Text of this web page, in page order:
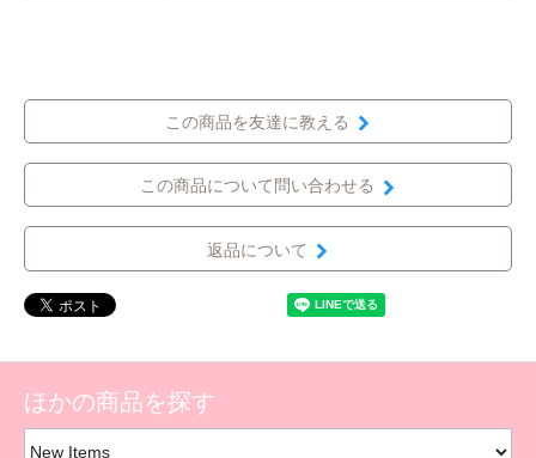
この商品を友達に教える
この商品について問い合わせる
返品について
ほかの商品を探す